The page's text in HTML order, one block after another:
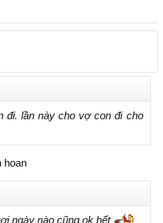
đi. lần này cho vợ con đi cho
hoan
ngày nào cũng ok hết